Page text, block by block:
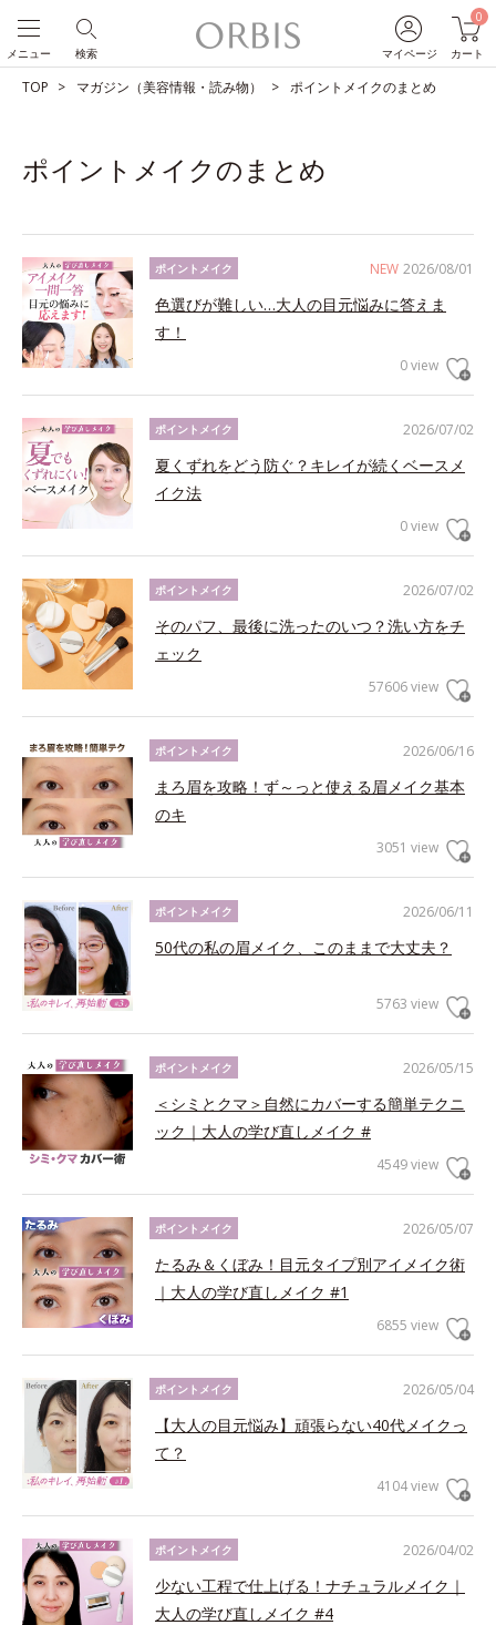
マイページ
0
カート
検索
メニュー
TOP マガジン（美容情報・読み物） ポイントメイクのまとめ
ポイントメイクのまとめ
NEW 2026/08/01
ポイントメイク
色選びが難しい…大人の目元悩みに答えま
す！
0 view
2026/07/02
ポイントメイク
夏くずれをどう防ぐ？キレイが続くベースメ
イク法
0 view
2026/07/02
ポイントメイク
そのパフ、最後に洗ったのいつ？洗い方をチ
ェック
57606 view
2026/06/16
ポイントメイク
まろ眉を攻略！ず～っと使える眉メイク基本
のキ
3051 view
2026/06/11
ポイントメイク
50代の私の眉メイク、このままで大丈夫？
5763 view
2026/05/15
ポイントメイク
＜シミとクマ＞自然にカバーする簡単テクニ
ック｜大人の学び直しメイク #
4549 view
2026/05/07
ポイントメイク
たるみ＆くぼみ！目元タイプ別アイメイク術
｜大人の学び直しメイク #1
6855 view
2026/05/04
ポイントメイク
【大人の目元悩み】頑張らない40代メイクっ
て？
4104 view
2026/04/02
ポイントメイク
少ない工程で仕上げる！ナチュラルメイク｜
大人の学び直しメイク #4